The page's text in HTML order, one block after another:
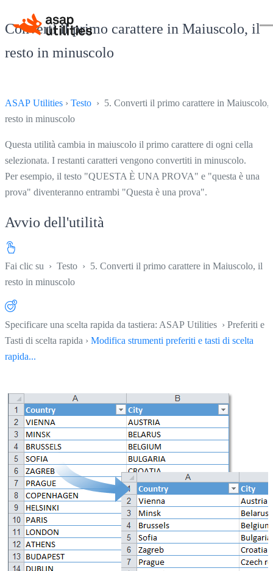
Converti il primo carattere in Maiuscolo, il
resto in minuscolo
ASAP Utilities › Testo › 5. Converti il primo carattere in Maiuscolo,
resto in minuscolo
Questa utilità cambia in maiuscolo il primo carattere di ogni cella
selezionata. I restanti caratteri vengono convertiti in minuscolo.
Per esempio, il testo "QUESTA È UNA PROVA" e "questa è una
prova" diventeranno entrambi "Questa è una prova".
Avvio dell'utilità
Fai clic su › Testo › 5. Converti il primo carattere in Maiuscolo, il
resto in minuscolo
Specificare una scelta rapida da tastiera: ASAP Utilities › Preferiti e
Tasti di scelta rapida › Modifica strumenti preferiti e tasti di scelta
rapida...